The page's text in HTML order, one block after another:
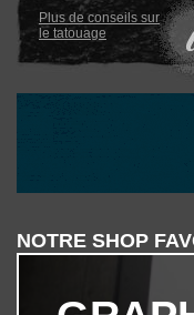
Plus de conseils sur
le tatouage
NOTRE SHOP